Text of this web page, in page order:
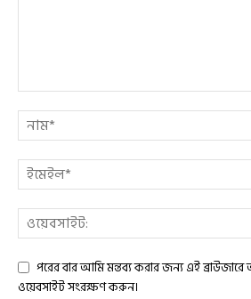
পরের বার আমি মন্তব্য করার জন্য এই
ওয়েবসাইট সংরক্ষণ করুন।